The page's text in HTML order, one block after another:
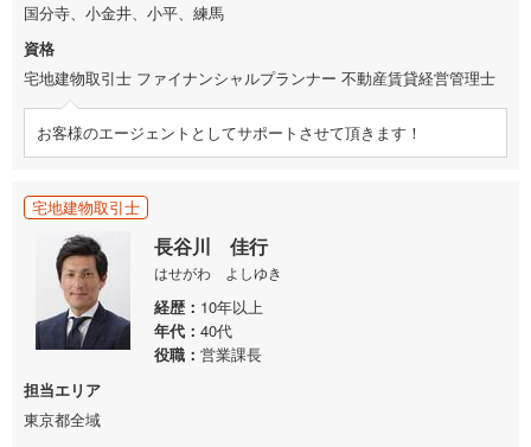
国分寺、小金井、小平、練馬
資格
宅地建物取引士 ファイナンシャルプランナー 不動産賃貸経営管理士
お客様のエージェントとしてサポートさせて頂きます！
宅地建物取引士
長谷川 佳行
はせがわ よしゆき
経歴
10年以上
年代
40代
役職
営業課長
担当エリア
東京都全域